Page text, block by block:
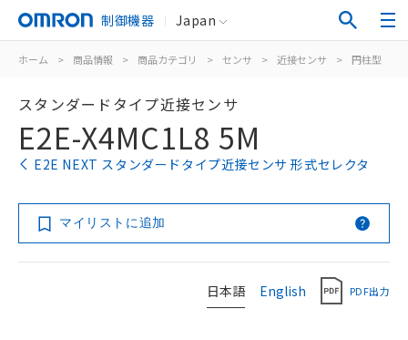
制御機器 Japan
ホーム > 商品情報 > 商品カテゴリ > センサ > 近接センサ > 円柱型
スタンダードタイプ近接センサ
E2E-X4MC1L8 5M
E2E NEXT スタンダードタイプ近接センサ 形式セレクタ
マイリストに追加
日本語 English PDF出力